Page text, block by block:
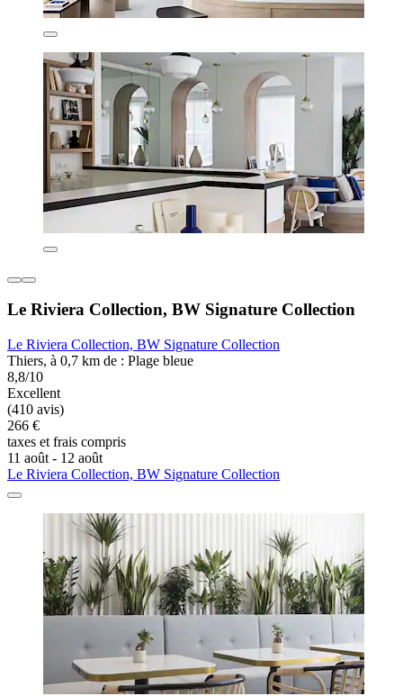
Le Riviera Collection, BW Signature Collection
Le Riviera Collection, BW Signature Collection
Thiers, à 0,7 km de : Plage bleue
8,8/10
Excellent
(410 avis)
266 €
taxes et frais compris
11 août - 12 août
Le Riviera Collection, BW Signature Collection